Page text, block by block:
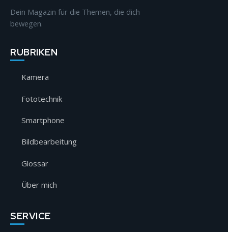
Dein Magazin für die Themen, die dich
bewegen.
RUBRIKEN
Kamera
Fototechnik
Smartphone
Bildbearbeitung
Glossar
Über mich
SERVICE